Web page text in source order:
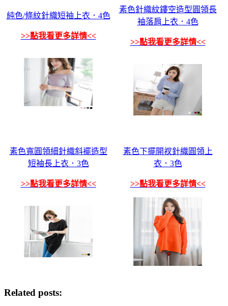
純色/條紋針織短袖上衣．4色
>>點我看更多詳情<<
素色針織紋鏤空造型圓領長
袖落肩上衣．4色
>>點我看更多詳情<<
素色寬圓領細針織斜襬造型
短袖長上衣．3色
>>點我看更多詳情<<
素色下擺開衩針織圓領上
衣．3色
>>點我看更多詳情<<
Related posts: